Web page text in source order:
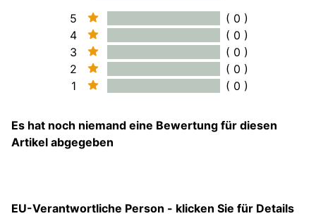
5
( 0 )
4
( 0 )
3
( 0 )
2
( 0 )
1
( 0 )
Es hat noch niemand eine Bewertung für diesen
Artikel abgegeben
EU-Verantwortliche Person - klicken Sie für Details